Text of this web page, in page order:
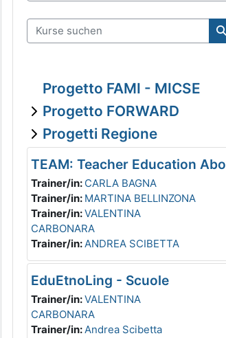
Kurse suchen
Progetto FAMI - MICSE
Progetto FORWARD
Progetti Regione
TEAM: Teacher Education
Trainer/in: CARLA BAGNA
Trainer/in: MARTINA BELLINZONA
Trainer/in:VALENTINA
CARBONARA
Trainer/in:ANDREA SCIBETTA
EduEtnoLing - Scuole
Trainer/in:VALENTINA
CARBONARA
Trainer/in:Andrea Scibetta